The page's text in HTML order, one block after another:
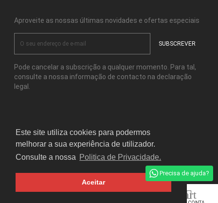
Este site utiliza cookies para podermos
melhorar a sua experiência de utilizador.
Consulte a nossa Politica de Privacidade.
Aceitar
Precisa de ajuda?
Aproveite as nossas últimas novidades e ofertas especiais
Pode cancelar a subscrição a qualquer momento. Para tal,
consulte a nossa informação de contacto na declaração
legal.
© Copyright Kensho Bonsai Studio 2026
home apps shopping_cart
